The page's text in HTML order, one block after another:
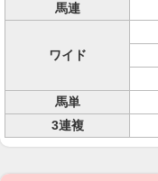
馬連
ワイド
馬単
3連複